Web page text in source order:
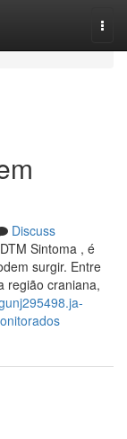
Discuss
Sintoma , é
surgir. Entre
região craniana,